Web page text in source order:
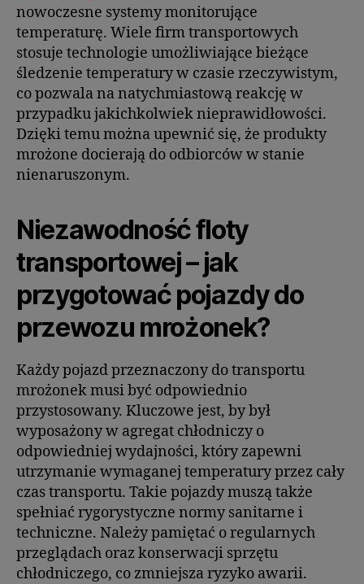
nowoczesne systemy monitorujące
temperaturę. Wiele firm transportowych
stosuje technologie umożliwiające bieżące
śledzenie temperatury w czasie rzeczywistym,
co pozwala na natychmiastową reakcję w
przypadku jakichkolwiek nieprawidłowości.
Dzięki temu można upewnić się, że produkty
mrożone docierają do odbiorców w stanie
nienaruszonym.
Niezawodność floty
transportowej – jak
przygotować pojazdy do
przewozu mrożonek?
Każdy pojazd przeznaczony do transportu
mrożonek musi być odpowiednio
przystosowany. Kluczowe jest, by był
wyposażony w agregat chłodniczy o
odpowiedniej wydajności, który zapewni
utrzymanie wymaganej temperatury przez cały
czas transportu. Takie pojazdy muszą także
spełniać rygorystyczne normy sanitarne i
techniczne. Należy pamiętać o regularnych
przeglądach oraz konserwacji sprzętu
chłodniczego, co zmniejsza ryzyko awarii.